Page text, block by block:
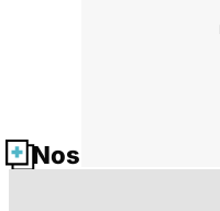
Nos fiches santé